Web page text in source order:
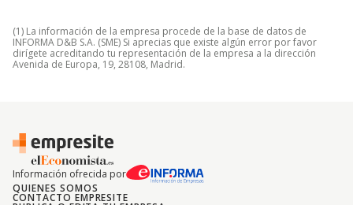
(1) La información de la empresa procede de la base de datos de
INFORMA D&B S.A. (SME) Si aprecias que existe algún error por favor
dirígete acreditando tu representación de la empresa a la dirección
Avenida de Europa, 19, 28108, Madrid.
Información ofrecida por
QUIENES SOMOS
CONTACTO EMPRESITE